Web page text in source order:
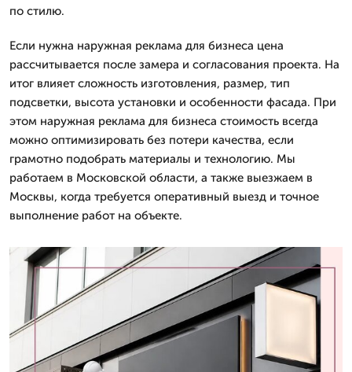
по стилю.
Если нужна наружная реклама для бизнеса цена
рассчитывается после замера и согласования проекта. На
итог влияет сложность изготовления, размер, тип
подсветки, высота установки и особенности фасада. При
этом наружная реклама для бизнеса стоимость всегда
можно оптимизировать без потери качества, если
грамотно подобрать материалы и технологию. Мы
работаем в Московской области, а также выезжаем в
Москвы, когда требуется оперативный выезд и точное
выполнение работ на объекте.